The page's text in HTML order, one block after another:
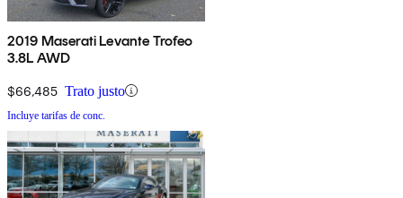
2019 Maserati Levante Trofeo
3.8L AWD
$66,485 Trato justo
Incluye tarifas de conc.